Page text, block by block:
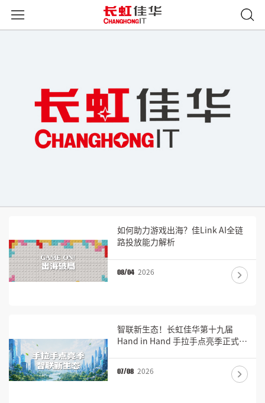
如何助力游戏出海？佳Link AI全链
路投放能力解析
08/04 2026
智联新生态！长虹佳华第十九届
Hand in Hand 手拉手点亮季正式开
07/08 2026